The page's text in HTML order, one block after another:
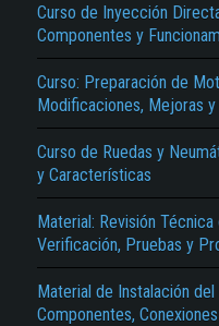
Curso de Inyección
Componentes y
Curso: Preparación de
Modificaciones, Mejoras
Curso de Ruedas y
y Características
Material: Revisión
Verificación, Pruebas y
Material de Instalación
Componentes,